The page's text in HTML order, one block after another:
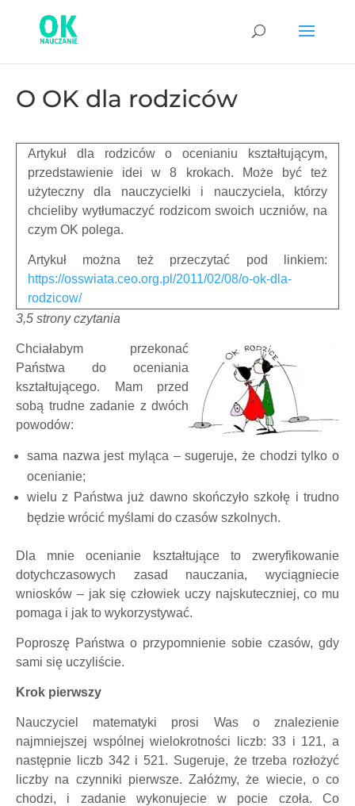
O OK dla rodziców
Artykuł dla rodziców o ocenianiu kształtującym,
przedstawienie idei w 8 krokach. Może być też
użyteczny dla nauczycielki i nauczyciela, którzy
chcieliby wytłumaczyć rodzicom swoich uczniów, na
czym OK polega.
Artykuł można też przeczytać pod linkiem:
https://osswiata.ceo.org.pl/2011/02/08/o-ok-dla-
rodzicow/
3,5 strony czytania
Chciałabym przekonać
Państwa do oceniania
kształtującego. Mam przed
sobą trudne zadanie z dwóch
powodów:
sama nazwa jest myląca – sugeruje, że chodzi tylko o
ocenianie;
wielu z Państwa już dawno skończyło szkołę i trudno
będzie wrócić myślami do czasów szkolnych.
Dla mnie ocenianie kształtujące to zweryfikowanie
dotychczasowych zasad nauczania, wyciągniecie
wniosków – jak się człowiek uczy najskuteczniej, co mu
pomaga i jak to wykorzystywać.
Poproszę Państwa o przypomnienie sobie czasów, gdy
sami się uczyliście.
Krok pierwszy
Nauczyciel matematyki prosi Was o znalezienie
najmniejszej wspólnej wielokrotności liczb: 33 i 121, a
następnie liczb 342 i 521. Sugeruje, że trzeba rozłożyć
liczby na czynniki pierwsze. Załóżmy, że wiecie, o co
chodzi, i zadanie wykonujecie w pocie czoła. Co